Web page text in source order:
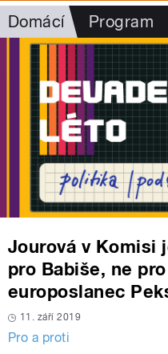
Domácí Program
Jourová v Komisi
pro Babiše, ne
europoslanec
11. září 2019
Pro a proti